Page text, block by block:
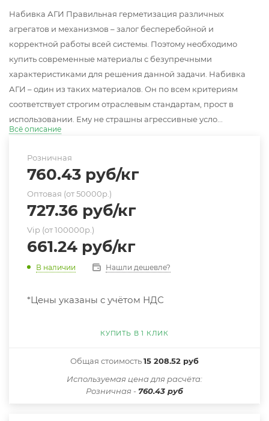
Набивка АГИ Правильная герметизация различных
агрегатов и механизмов – залог бесперебойной и
корректной работы всей системы. Поэтому необходимо
купить современные материалы с безупречными
характеристиками для решения данной задачи. Набивка
АГИ – один из таких материалов. Он по всем критериям
соответствует строгим отраслевым стандартам, прост в
использовании. Ему не страшны агрессивные усло...
Всё описание
Розничная
760.43 руб/кг
Оптовая (от 50000р.)
727.36 руб/кг
Vip (от 100000р.)
661.24 руб/кг
В наличии Нашли дешевле?
*Цены указаны с учётом НДС
КУПИТЬ В 1 КЛИК
Общая стоимость15 208.52 руб
Иcпользуемая цена для расчёта:
Розничная - 760.43 руб